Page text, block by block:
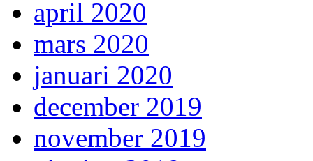
april 2020
mars 2020
januari 2020
december 2019
november 2019